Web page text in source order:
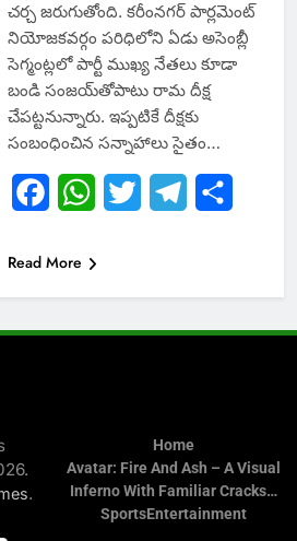
చర్చ జరుగుతోంది. కరీంనగర్‌ పార్లమెంట్‌
నియోజకవర్గం పరిధిలోని ఏడు అసెంబ్లీ
సెగ్మంట్లలో పార్టీ ముఖ్య నేతలు కూడా
బండి సంజయ్‌తోపాటు రామ దీక్ష
చేపట్టనున్నారు. ఇప్పటికే దీక్షకు
సంబంధించిన సన్నాహాలు సైతం…
FacebookWhatsApp
Twitter Telegram
Read More
.
Home
Avatar: Fire And Ash – A Visual
Inferno With Familiar Cracks…
SportsEntertainment